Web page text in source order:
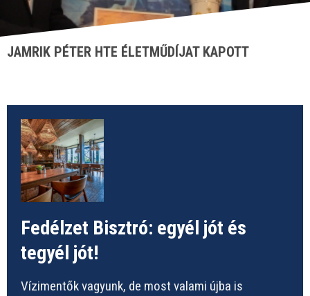
JAMRIK PÉTER HTE ÉLETMŰDÍJAT KAPOTT
Fedélzet Bisztró: egyél jót és
tegyél jót!
Vízimentők vagyunk, de most valami újba is